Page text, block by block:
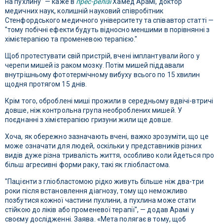
на пухлину" — каже в прес-релізіХамед Арамі, доктор
медичних наук, колишній науковий співробітник
Стенфордського медичного університету та співавтор статті —
"тому побічні ефекти будуть відносно меншими в порівнянні з
хімієтерапією та променевою терапією."
Щоб протестувати свій пристрій, вчені імплантували його у
черепи мишей із раком мозку. Потім мишей піддавали
внутрішньому фототермічному вибуху всього по 15 хвилин
щодня протягом 15 днів.
Крім того, оброблені миші прожили в середньому вдвічі-втричі
довше, ніж контрольна група необроблених мишей. У
поєднанні з хімієтерапією гризуни жили ще довше.
Хоча, як обережно зазначають вчені, важко зрозуміти, що це
може означати для людей, оскільки у представників різних
видів дуже різна тривалість життя, особливо коли йдеться про
більш агресивні форми раку, такі як гліобластома.
"Пацієнти з гліобластомою рідко живуть більше ніж два-три
роки після встановлення діагнозу, тому що неможливо
позбутися кожної частини пухлини, а пухлина може стати
стійкою до ліків або променевої терапії", — додав Арамі у
своєму дослідженні. Заява. «Мета полягає в тому, щоб